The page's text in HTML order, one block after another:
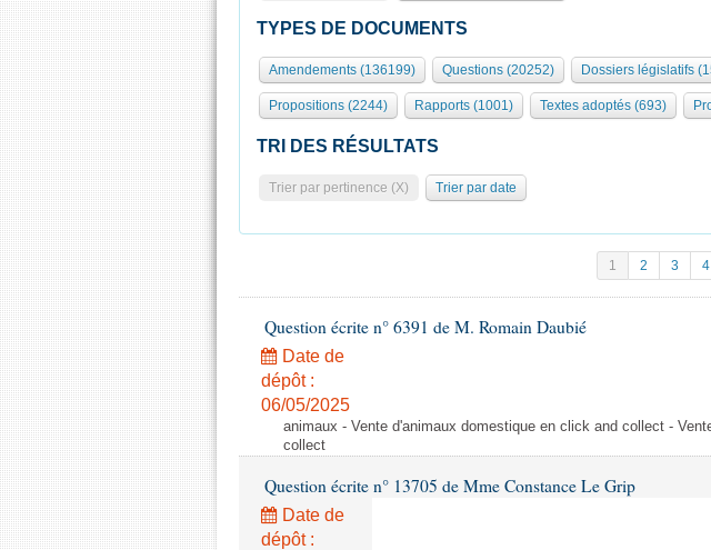
TYPES DE DOCUMENTS
Amendements (136199) Questions (20252) Dossiers législatifs
Propositions (2244) Rapports (1001) Textes adoptés (693)
TRI DES RÉSULTATS
Trier par pertinence (X) Trier par date
1 2 3 4
Question écrite n° 6391 de M. Romain Daubié
Date de
dépôt :
06/05/2025
animaux - Vente d'animaux domestique en click and collect -
collect
Question écrite n° 13705 de Mme Constance Le Grip
Date de
dépôt :